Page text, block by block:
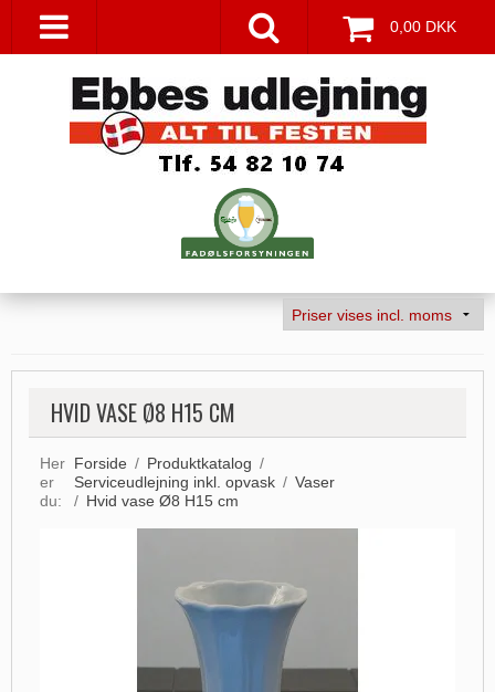
0,00 DKK
HVID VASE Ø8 H15 CM
Her
er
du:
Forside / Produktkatalog /
Serviceudlejning inkl. opvask / Vaser
/ Hvid vase Ø8 H15 cm